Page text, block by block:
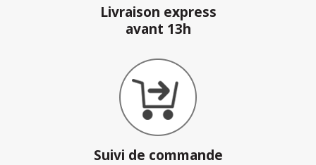
Livraison express
avant 13h
Suivi de commande